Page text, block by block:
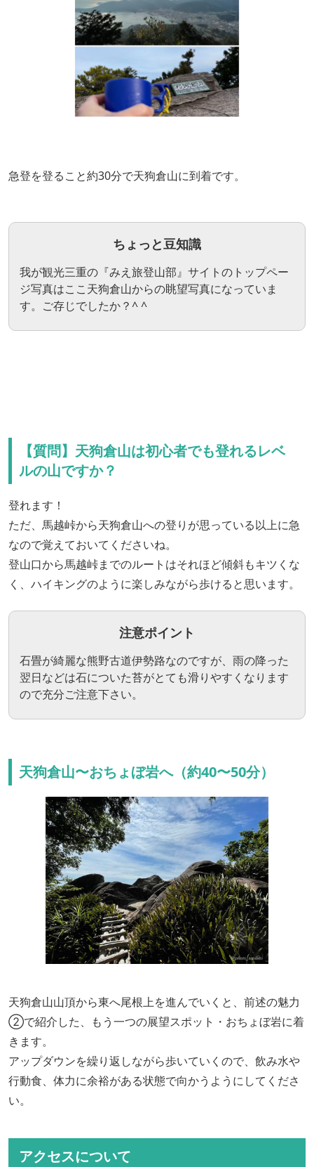
急登を登ること約30分で天狗倉山に到着です。
ちょっと豆知識
我が観光三重の『みえ旅登山部』サイトのトップペー
ジ写真はここ天狗倉山からの眺望写真になっていま
す。ご存じでしたか？^ ^
【質問】天狗倉山は初心者でも登れるレベ
ルの山ですか？
登れます！
ただ、馬越峠から天狗倉山への登りが思っている以上に急
なので覚えておいてくださいね。
登山口から馬越峠までのルートはそれほど傾斜もキツくな
く、ハイキングのように楽しみながら歩けると思います。
注意ポイント
石畳が綺麗な熊野古道伊勢路なのですが、雨の降った
翌日などは石についた苔がとても滑りやすくなります
ので充分ご注意下さい。
天狗倉山〜おちょぼ岩へ（約40〜50分）
天狗倉山山頂から東へ尾根上を進んでいくと、前述の魅力
②で紹介した、もう一つの展望スポット・おちょぼ岩に着
きます。
アップダウンを繰り返しながら歩いていくので、飲み水や
行動食、体力に余裕がある状態で向かうようにしてくださ
い。
アクセスについて